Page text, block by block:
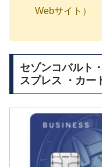
Webサイト）
セゾンコバルト
スプレス ・カー